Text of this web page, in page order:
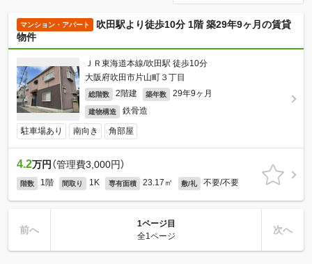
マンション・アパート
吹田駅より徒歩10分 1階 築29年9ヶ月の賃貸
物件
ＪＲ東海道本線/吹田駅 徒歩10分
大阪府吹田市片山町３丁目
総階数 2階建 築年数 29年9ヶ月
建物構造 鉄骨造
駐車場あり 南向き 角部屋
4.2万円 （管理費3,000円）
階数 1階 間取り 1K 専有面積 23.17㎡ 敷/礼 不要/不要
前へ
1ページ目
全1ページ
次へ